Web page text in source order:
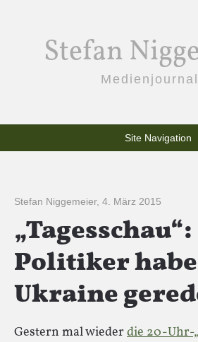
Stefan
Site Navigation
Stefan Niggemeier, 4. März 2015
„Tagesschau“:
Politiker
Ukraine
Gestern mal wieder die 20-Uhr-